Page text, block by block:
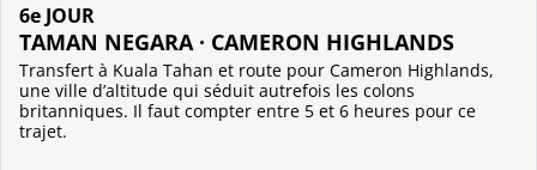
6e JOUR
TAMAN NEGARA · CAMERON HIGHLANDS
Transfert à Kuala Tahan et route pour Cameron Highlands,
une ville d’altitude qui séduit autrefois les colons
britanniques. Il faut compter entre 5 et 6 heures pour ce
trajet.